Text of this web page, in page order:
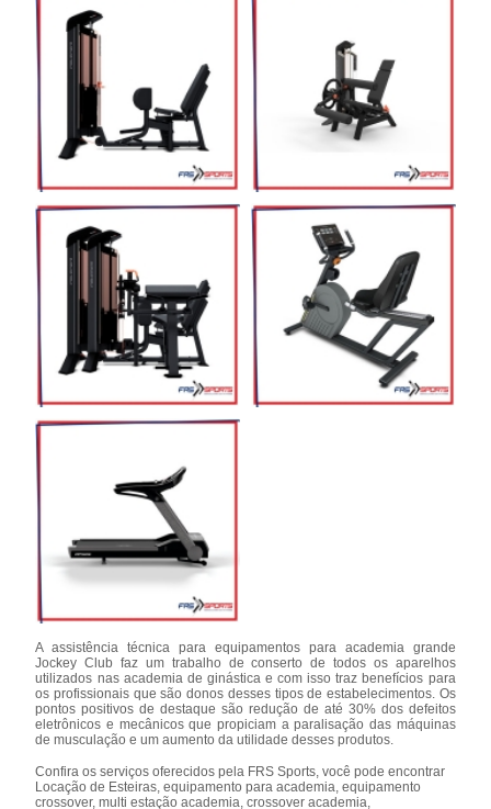
A assistência técnica para equipamentos para academia grande
Jockey Club faz um trabalho de conserto de todos os aparelhos
utilizados nas academia de ginástica e com isso traz benefícios para
os profissionais que são donos desses tipos de estabelecimentos. Os
pontos positivos de destaque são redução de até 30% dos defeitos
eletrônicos e mecânicos que propiciam a paralisação das máquinas
de musculação e um aumento da utilidade desses produtos.
Confira os serviços oferecidos pela FRS Sports, você pode encontrar
Locação de Esteiras, equipamento para academia, equipamento
crossover, multi estação academia, crossover academia,